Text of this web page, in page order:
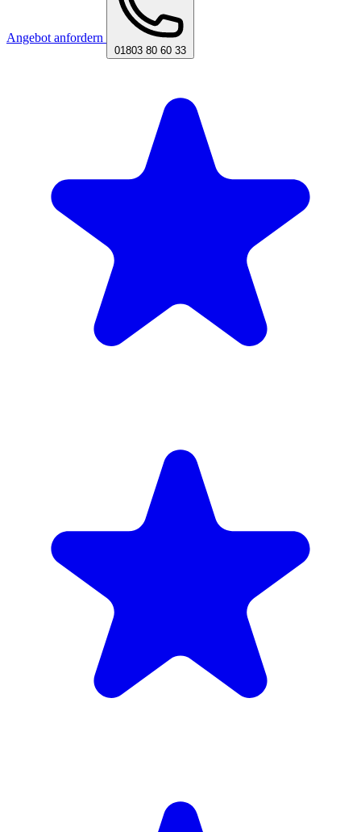
Angebot anfordern
01803 80 60 33